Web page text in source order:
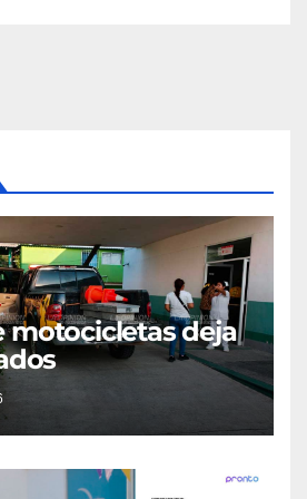
motocicletas deja